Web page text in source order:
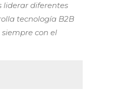
liderar diferentes
tecnología B2B
con el